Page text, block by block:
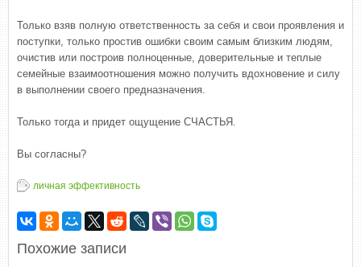
Только взяв полную ответственность за себя и свои проявления и
поступки, только простив ошибки своим самым близким людям,
очистив или построив полноценные, доверительные и теплые
семейные взаимоотношения можно получить вдохновение и силу
в выполнении своего предназначения.
Только тогда и придет ощущение СЧАСТЬЯ.
Вы согласны?
личная эффективность
Похожие записи